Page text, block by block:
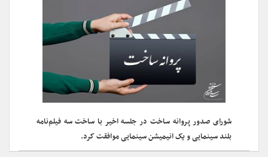
شورای صدور پروانه ساخت در جلسه اخیر با ساخت سه فیلم‌نامه
بلند سینمایی و یک انیمیشن سینمایی موافقت کرد.